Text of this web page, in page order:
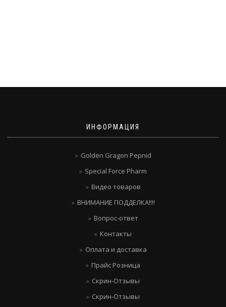
ИНФОРМАЦИЯ
Golden Gragon Pepnid
Special Force Pharm
Видео товаров
ВНИМАНИЕ ПОДДЕЛКА!!!!
Вопрос-ответ
Контакты
Оплата и доставка
Прайс Розница
Скрин-Отзывы
Скрин-Отзывы